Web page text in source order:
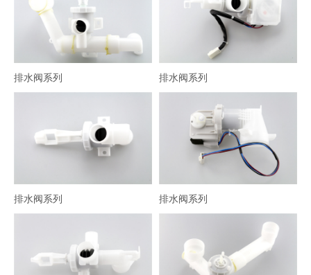
排水阀系列 排水阀系列
排水阀系列 排水阀系列